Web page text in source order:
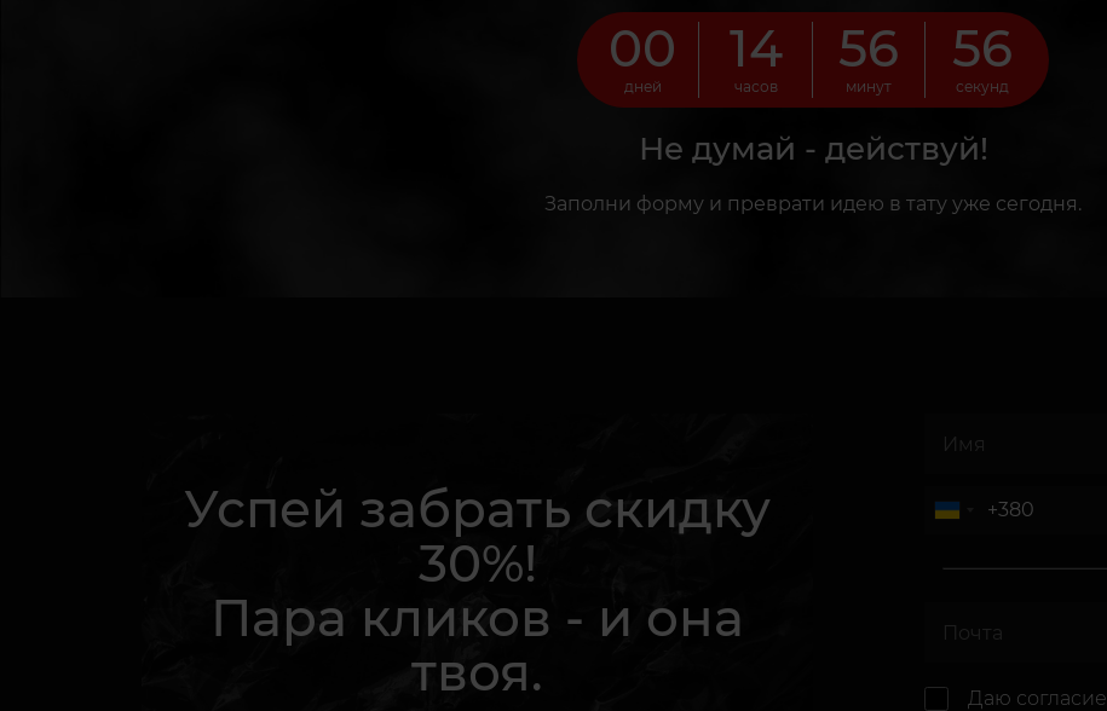
00
дней
14
часов
56
минут
54
секунд
Не думай - действуй!
Заполни форму и преврати идею в тату уже сегодня.
Успей забрать скидку
30%!
Пара кликов - и она
твоя.
Даю согласие